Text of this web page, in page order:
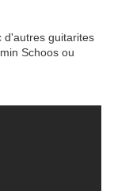
d'autres guitarites
Schoos ou